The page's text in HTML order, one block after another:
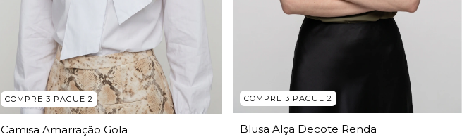
COMPRE 3 PAGUE 2
Camisa Amarração Gola
COMPRE 3 PAGUE 2
Blusa Alça Decote Renda